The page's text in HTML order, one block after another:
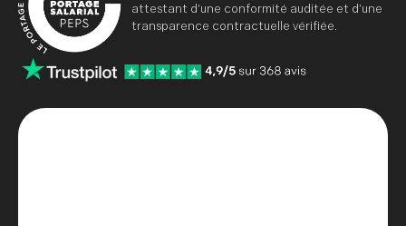
attestant d’une conformité auditée et d’une
transparence contractuelle vérifiée.